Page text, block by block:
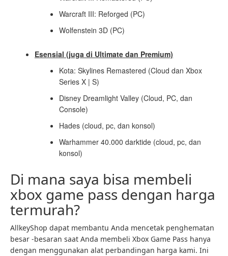
Warcraft III: Reforged (PC)
Wolfenstein 3D (PC)
Esensial (juga di Ultimate dan Premium)
Kota: Skylines Remastered (Cloud dan Xbox
Series X | S)
Disney Dreamlight Valley (Cloud, PC, dan
Console)
Hades (cloud, pc, dan konsol)
Warhammer 40.000 darktide (cloud, pc, dan
konsol)
Di mana saya bisa membeli
xbox game pass dengan harga
termurah?
AllkeyShop dapat membantu Anda mencetak penghematan
besar -besaran saat Anda membeli Xbox Game Pass hanya
dengan menggunakan alat perbandingan harga kami. Ini